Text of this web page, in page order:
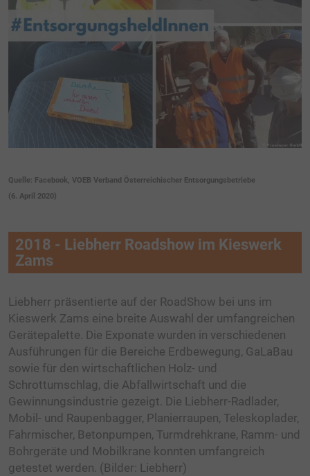
Quelle: Facebook, VOEB Verband Österreichischer Entsorgungsbetriebe
(6. April 2020)
2018 - Liebherr Roadshow im Kieswerk
Zams
Liebherr präsentierte auf der RoadShow bei uns im
Kieswerk Zams eine breite Auswahl der umfangreichen
Gerätepalette. Die Exponate wurden in verschiedenen
Ausführungen für die Bereiche Erdbewegung, GaLaBau
sowie für den wirtschaftlichen Holz- und
Schrottumschlag, die Abfallwirtschaft und die
Gewinnungsindustrie gezeigt. Die Liebherr-Radlader,
Mobil- und Raupenbagger, Planierraupen, Teleskoplader,
Fahrmischer, Betonpumpen, Turmdrehkrane, Ramm- und
Bohrgeräte und Mobilkrane konnten umfangreich
getestet werden. (Bilder: Liebherr)